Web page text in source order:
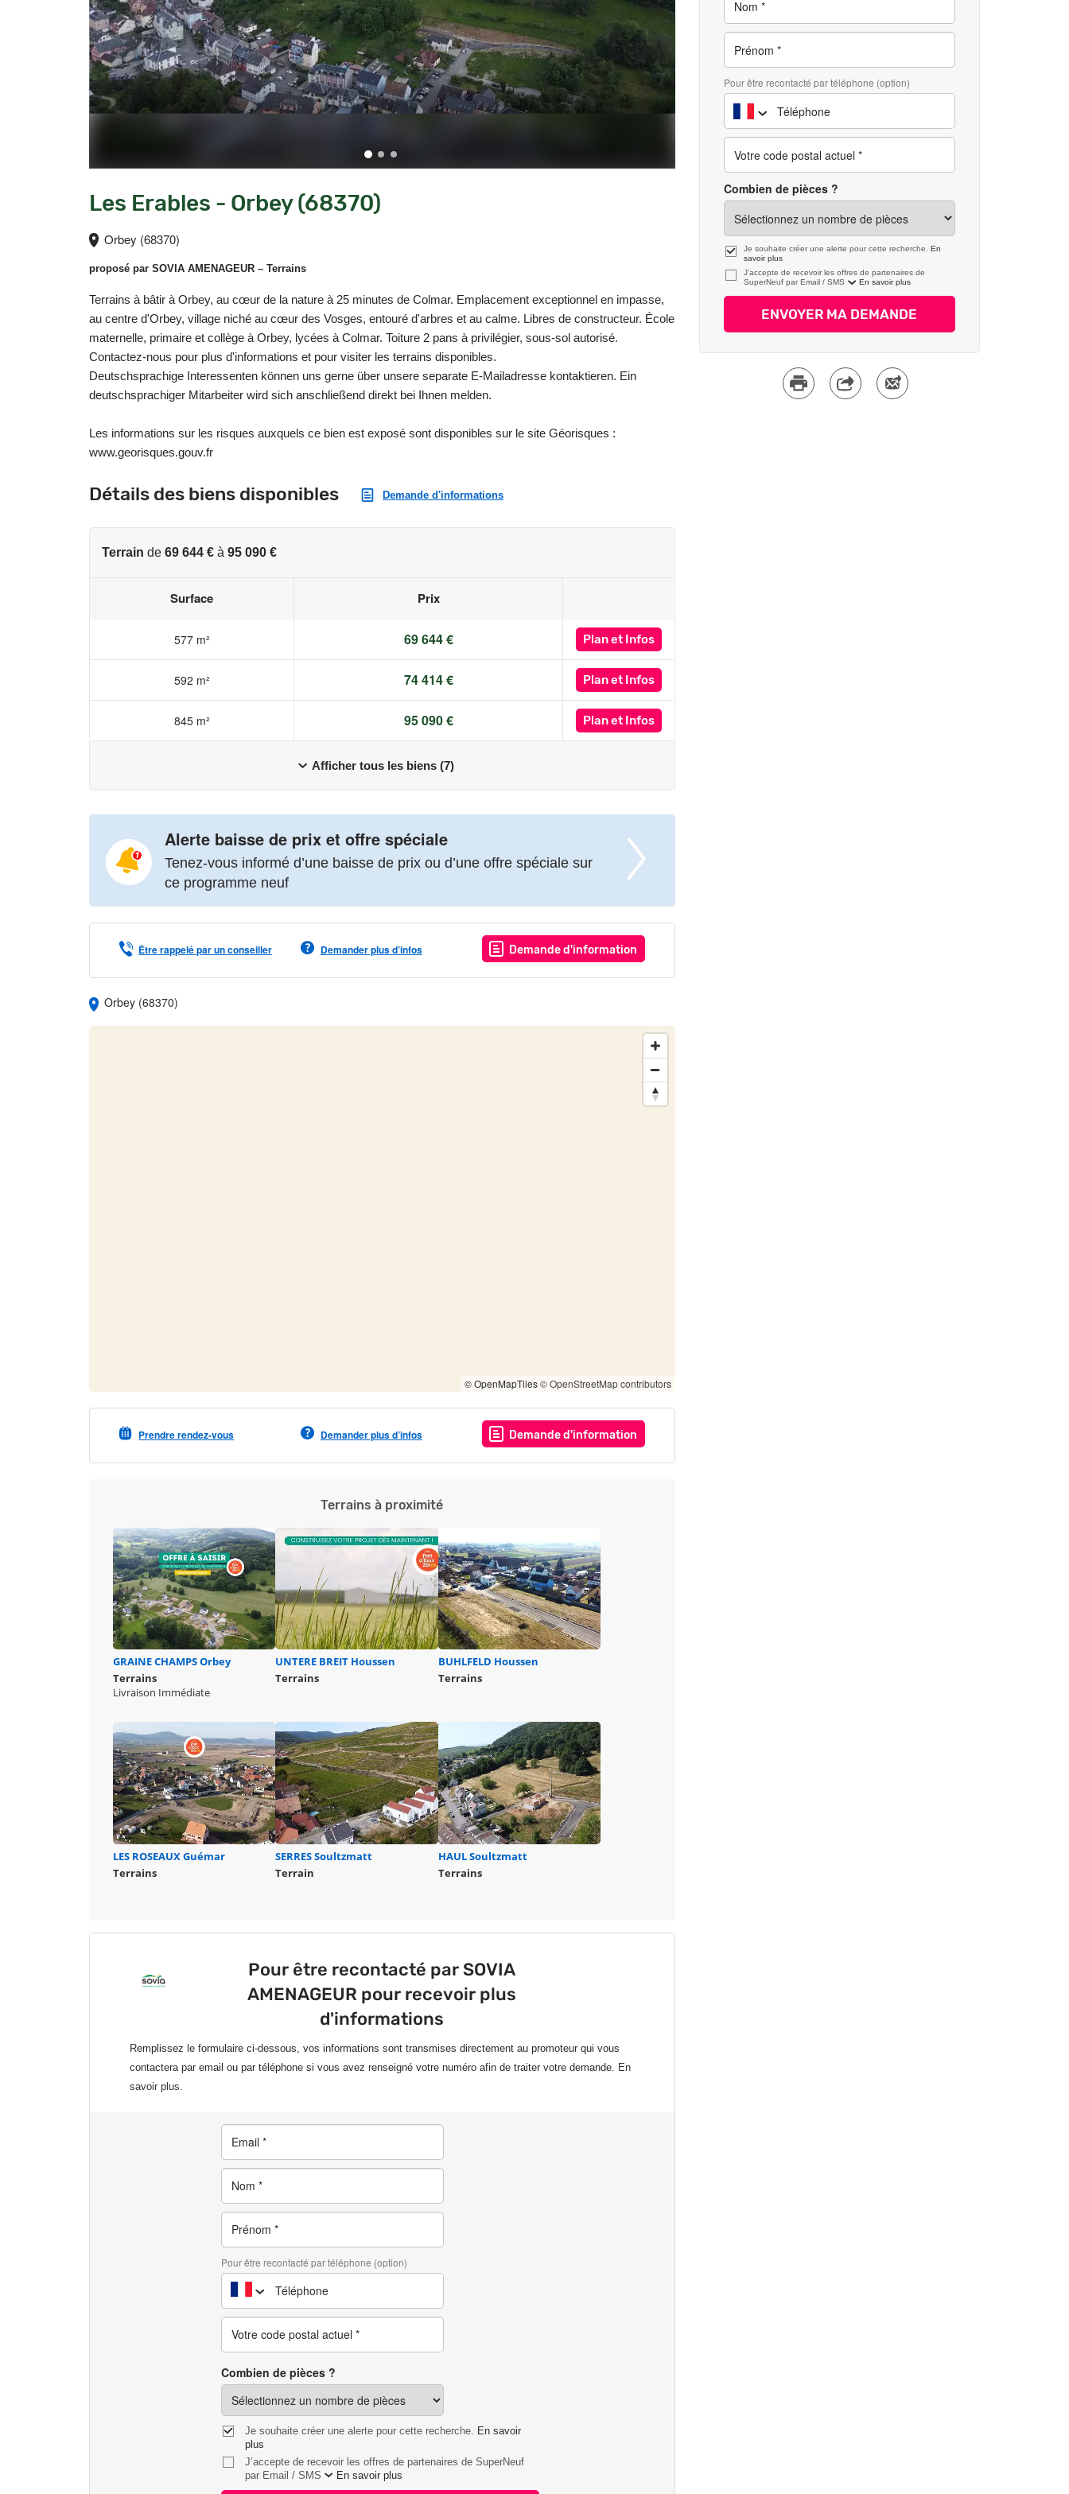
Les Erables - Orbey (68370)
Orbey (68370)
proposé par SOVIA AMENAGEUR – Terrains
Terrains à bâtir à Orbey, au cœur de la nature à 25 minutes de Colmar. Emplacement exceptionnel en impasse,
au centre d'Orbey, village niché au cœur des Vosges, entouré d'arbres et au calme. Libres de constructeur. École
maternelle, primaire et collège à Orbey, lycées à Colmar. Toiture 2 pans à privilégier, sous-sol autorisé.
Contactez-nous pour plus d'informations et pour visiter les terrains disponibles.
Deutschsprachige Interessenten können uns gerne über unsere separate E-Mailadresse kontaktieren. Ein
deutschsprachiger Mitarbeiter wird sich anschließend direkt bei Ihnen melden.
Les informations sur les risques auxquels ce bien est exposé sont disponibles sur le site Géorisques :
www.georisques.gouv.fr
Détails des biens disponibles Demande d'informations
Terrain de 69 644 € à 95 090 €
Surface Prix
577 m² 69 644 € Planet Infos
592 m² 74 414 € Planet Infos
845 m² 95 090 € Planet Infos
Afficher tous les biens (7)
Alerte baisse de prix et offre spéciale
Tenez-vous informé d’une baisse de prix ou d’une offre spéciale sur
ce programme neuf
Être rappelé par un conseiller Demander plus d’infos Demande d'information
Orbey (68370)
© OpenMapTiles© OpenStreetMap contributors
Prendre rendez-vous Demander plus d’infos Demande d'information
Terrains à proximité
GRAINE CHAMPSOrbey
Terrains
Livraison Immédiate
UNTERE BREIT Houssen
Terrains
BUHLFELD Houssen
Terrains
LES ROSEAUXGuémar
Terrains
SERRESSoultzmatt
Terrain
HAULSoultzmatt
Terrains
Pour être recontacté par SOVIA
AMENAGEUR pour recevoir plus
d'informations
Remplissez le formulaire ci-dessous, vos informations sont transmises directement au promoteur qui vous
contactera par email ou par téléphone si vous avez renseigné votre numéro afin de traiter votre demande. En
savoir plus.
Pour être recontacté par téléphone (option)
Combien de pièces ?
Je souhaite créer une alerte pour cette recherche. En savoir
plus
J’accepte de recevoir les offres de partenaires de SuperNeuf
par
En savoir plus
Pour être recontacté par téléphone (option)
Combien de pièces ?
Je souhaite créer une alerte pour cette recherche. En
savoir plus
J’accepte de recevoir les offres de partenaires de
SuperNeuf par
En savoir plus
ENVOYER MA DEMANDE